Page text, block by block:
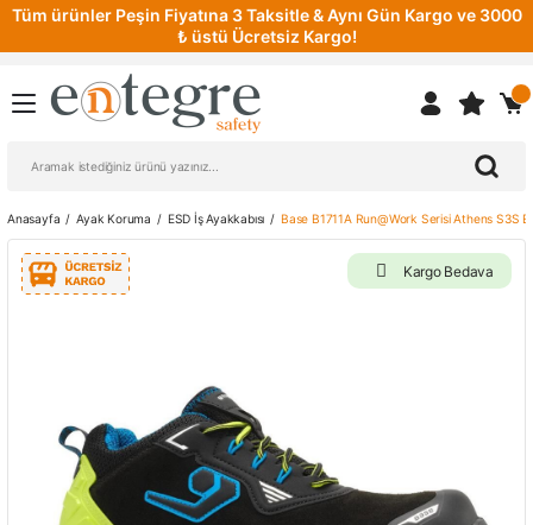
Tüm ürünler Peşin Fiyatına 3 Taksitle & Aynı Gün Kargo ve 3000
₺ üstü Ücretsiz Kargo!
Anasayfa Ayak Koruma ESD İş Ayakkabısı Base B1711A Run@Work Serisi Athens S3S
Kargo Bedava